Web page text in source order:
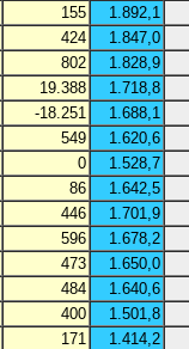
155
1.892,1
424
1.847,0
802
1.828,9
19.388
1.718,8
-18.251
1.688,1
549
1.620,6
0
1.528,7
86
1.642,5
446
1.701,9
596
1.678,2
473
1.650,0
484
1.640,6
400
1.501,8
171
1.414,2